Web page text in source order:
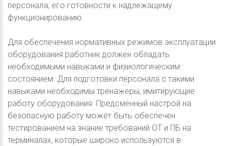
персонала, его готовности к надлежащему
функционированию.
Для обеспечения нормативных режимов эксплуатации
оборудования работник должен обладать
необходимыми навыками и физиологическим
состоянием. Для подготовки персонала с такими
навыками необходимы тренажеры, имитирующие
работу оборудования. Предсменный настрой на
безопасную работу может быть обеспечен
тестированием на знание требований ОТ и ПБ на
терминалах, которые широко используются в